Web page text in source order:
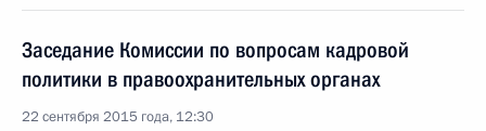
Заседание Комиссии по вопросам кадровой
политики в правоохранительных органах
22 сентября 2015 года, 12:30